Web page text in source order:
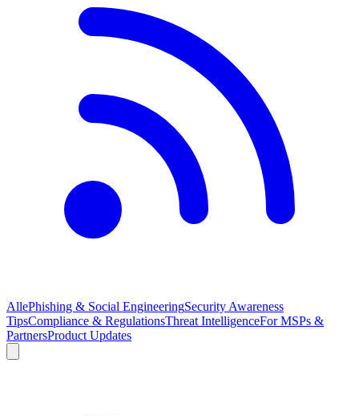
AllePhishing & Social EngineeringSecurity Awareness
TipsCompliance & RegulationsThreat IntelligenceFor MSPs &
PartnersProduct Updates